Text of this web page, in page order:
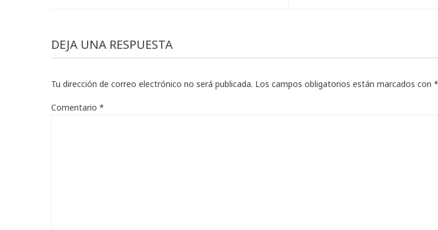
DEJA UNA RESPUESTA
Tu dirección de correo electrónico no será publicada. Los campos obligatorios están marcados con *
Comentario *